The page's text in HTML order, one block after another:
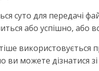
суто для передачі
або успішно, або
можете дізнатися